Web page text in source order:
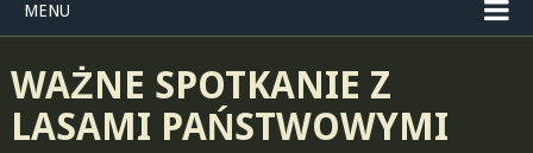
MENU
WAŻNE SPOTKANIE Z
LASAMI PAŃSTWOWYMI